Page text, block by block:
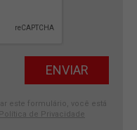
este formulário, você está
Política de Privacidade